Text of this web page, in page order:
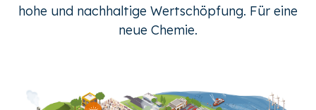
hohe und nachhaltige Wertschöpfung. Für eine
neue Chemie.